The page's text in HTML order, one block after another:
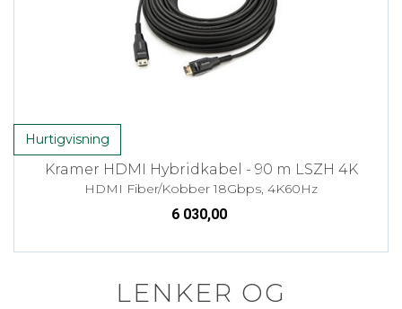
Hurtigvisning
Kramer HDMI Hybridkabel - 90 m LSZH 4K
HDMI Fiber/Kobber 18Gbps, 4K60Hz
6 030,00
LENKER OG